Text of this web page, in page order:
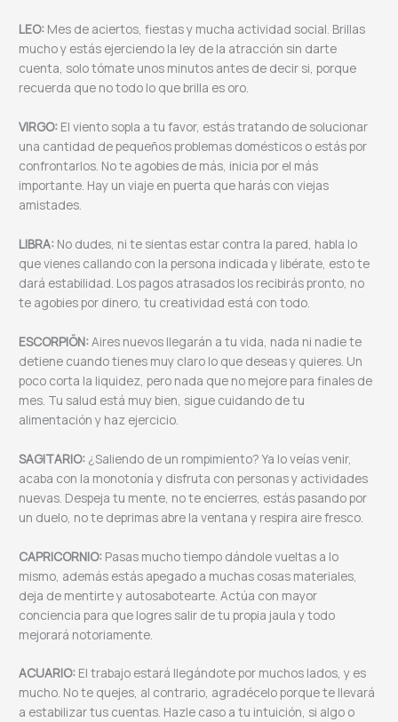
LEO: Mes de aciertos, fiestas y mucha actividad social. Brillas
mucho y estás ejerciendo la ley de la atracción sin darte
cuenta, solo tómate unos minutos antes de decir si, porque
recuerda que no todo lo que brilla es oro.
VIRGO: El viento sopla a tu favor, estás tratando de solucionar
una cantidad de pequeños problemas domésticos o estás por
confrontarlos. No te agobies de más, inicia por el más
importante. Hay un viaje en puerta que harás con viejas
amistades.
LIBRA: No dudes, ni te sientas estar contra la pared, habla lo
que vienes callando con la persona indicada y libérate, esto te
dará estabilidad. Los pagos atrasados los recibirás pronto, no
te agobies por dinero, tu creatividad está con todo.
ESCORPIÖN:Aires nuevos llegarán a tu vida, nada ni nadie te
detiene cuando tienes muy claro lo que deseas y quieres. Un
poco corta la liquidez, pero nada que no mejore para finales de
mes. Tu salud está muy bien, sigue cuidando de tu
alimentación y haz ejercicio.
SAGITARIO: ¿Saliendo de un rompimiento? Ya lo veías venir,
acaba con la monotonía y disfruta con personas y actividades
nuevas. Despeja tu mente, no te encierres, estás pasando por
un duelo, no te deprimas abre la ventana y respira aire fresco.
CAPRICORNIO: Pasas mucho tiempo dándole vueltas a lo
mismo, además estás apegado a muchas cosas materiales,
deja de mentirte y autosabotearte. Actúa con mayor
conciencia para que logres salir de tu propia jaula y todo
mejorará notoriamente.
ACUARIO: El trabajo estará llegándote por muchos lados, y es
mucho. No te quejes, al contrario, agradécelo porque te llevará
a estabilizar tus cuentas. Hazle caso a tu intuición, si algo o